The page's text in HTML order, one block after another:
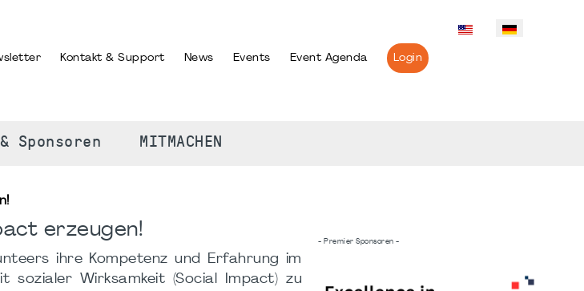
Kontakt & Support News Events Event Agenda Login
Sponsoren MITMACHEN
erzeugen!
ihre Kompetenz und Erfahrung im
sozialer Wirksamkeit (Social Impact) zu
- Premier Sponsoren -